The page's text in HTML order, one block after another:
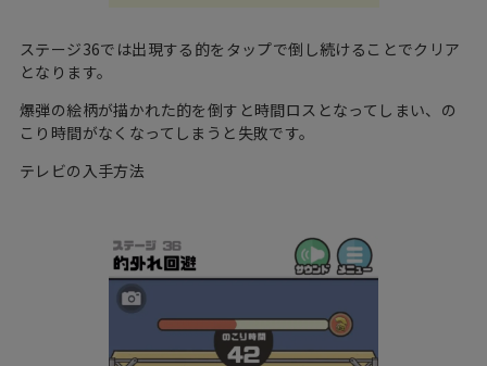
ステージ36では出現する的をタップで倒し続けることでクリア
となります。
爆弾の絵柄が描かれた的を倒すと時間ロスとなってしまい、の
こり時間がなくなってしまうと失敗です。
テレビの入手方法